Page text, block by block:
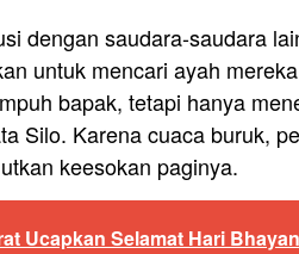
dengan saudara-saudara
untuk mencari ayah
bapak, tetapi hanya
Silo. Karena cuaca buruk,
keesokan paginya.
Ucapkan Selamat Hari